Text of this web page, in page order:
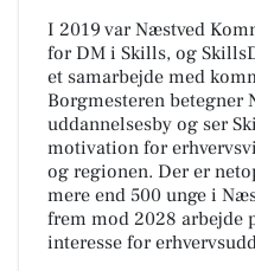
I 2019 var Næstved
for DM i Skills, og
et samarbejde med
Borgmesteren betegner
uddannelsesby og ser
motivation for
og regionen. Der er
mere end 500 unge i
frem mod 2028 arbejde
interesse for